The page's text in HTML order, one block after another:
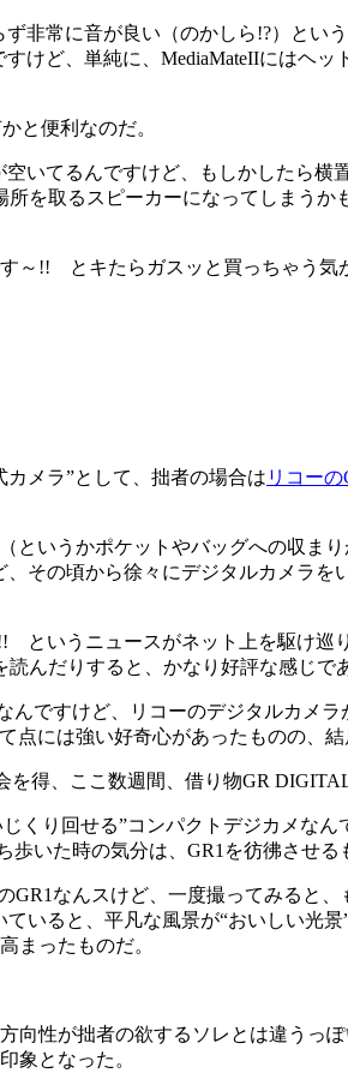
常に音が良い（のかしら!?）とい
ど、単純に、MediaMateIIにはヘ
と便利なのだ。
空いてるんですけど、もしかした
を取るスピーカーになってしまう
～!! とキたらガスッと買っちゃう気
メラ”として、拙者の場合は リコーの
いうかポケットやバッグへの収ま
その頃から徐々にデジタルカメラを
というニュースがネット上を駆け巡
んだりすると、かなり好評な感じで
ですけど、リコーのデジタルカメ
には強い好奇心があったものの、
得、ここ数週間、借り物GR
り回せる”コンパクトデジカメな
いた時の気分は、GR1を彷彿させる
なんスけど、一度撮ってみると
いると、平凡な風景が“おいしい光
まったものだ。
性が拙者の欲するソレとは違うっ
象となった。